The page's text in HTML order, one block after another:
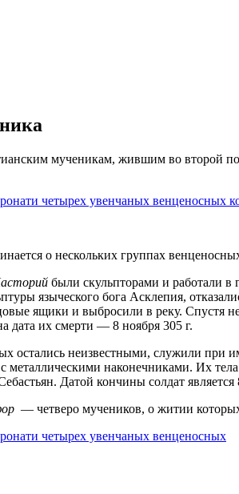
мученикам, жившим во второй
о нескольких группах
были скульпторами и работали
языческого бога Асклепия,
ящики и выбросили в реку.
дата их смерти — 8 ноября 305 г.
остались неизвестными, служили при
металлическими наконечниками. Их
Датой кончины солдат является
— четверо мучеников, о житии